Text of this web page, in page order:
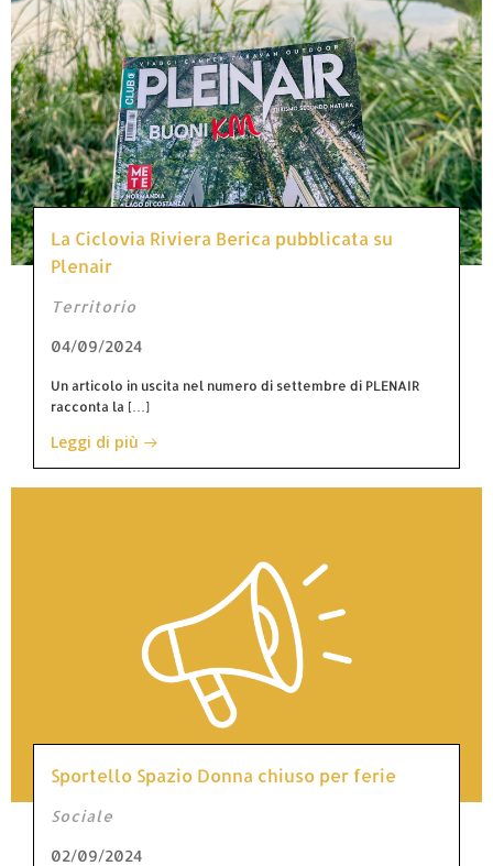
La Ciclovia Riviera Berica pubblicata su
Plenair
Territorio
04/09/2024
Un articolo in uscita nel numero di settembre di PLENAIR
racconta la […]
Leggi di più
Sportello Spazio Donna chiuso per ferie
Sociale
02/09/2024